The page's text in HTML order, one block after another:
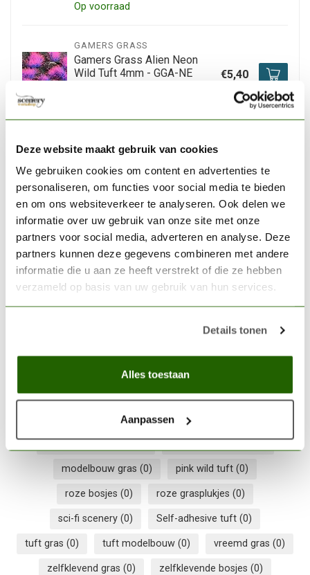
Deze website maakt gebruik van cookies
We gebruiken cookies om content en advertenties te
personaliseren, om functies voor social media te bieden
en om ons websiteverkeer te analyseren. Ook delen we
informatie over uw gebruik van onze site met onze
partners voor social media, adverteren en analyse. Deze
partners kunnen deze gegevens combineren met andere
informatie die u aan ze heeft verstrekt of die ze hebben
verzameld op basis van uw gebruik van hun services.
Details tonen
Alles toestaan
Aanpassen
Op voorraad
GAMERS GRASS
Gamers Grass Alien Neon
Wild Tuft 4mm - GGA-NE
€5,40
GAMERS GRASS
Gamers Grass Alien
Turquoise Wild Tuft 6mm -
GGA-TG
Niet op voorraad
€5,40
GAMERS GRASS
Gamers Grass Golden Yellow
Wild Tuft 2mm - GG2-GY
€5,40
6mm tuft (0)
diorama gras(0) exotisch gras(0) fantasy tuft(0)
(0) Gamers Grass tuft
magisch landschap(0) miniature scenery(0)
modelbouw gras (0) pink wild tuft (0)
roze bosjes (0) roze grasplukjes (0)
sci-fi scenery (0) Self-adhesive tuft (0)
tuft gras (0) tuft modelbouw (0) vreemd gras (0)
zelfklevend gras (0) zelfklevende bosjes (0)